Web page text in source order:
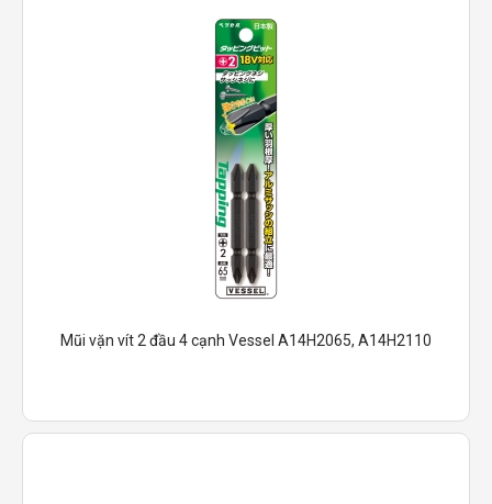
Mũi vặn vít 2 đầu 4 cạnh Vessel A14H2065, A14H2110